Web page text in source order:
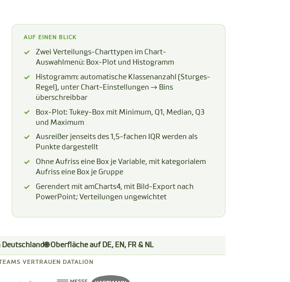
AUF EINEN BLICK
Zwei Verteilungs-Charttypen im Chart-
Auswahlmenü: Box-Plot und Histogramm
Histogramm: automatische Klassenanzahl (Sturges-
Regel), unter Chart-Einstellungen → Bins
überschreibbar
Box-Plot: Tukey-Box mit Minimum, Q1, Median, Q3
und Maximum
Ausreißer jenseits des 1,5-fachen IQR werden als
Punkte dargestellt
Ohne Aufriss eine Box je Variable, mit kategorialem
Aufriss eine Box je Gruppe
Gerendert mit amCharts4, mit Bild-Export nach
PowerPoint; Verteilungen ungewichtet
Deutschland🌐 Oberfläche auf DE, EN, FR & NL
VERTRAUEN DATALION